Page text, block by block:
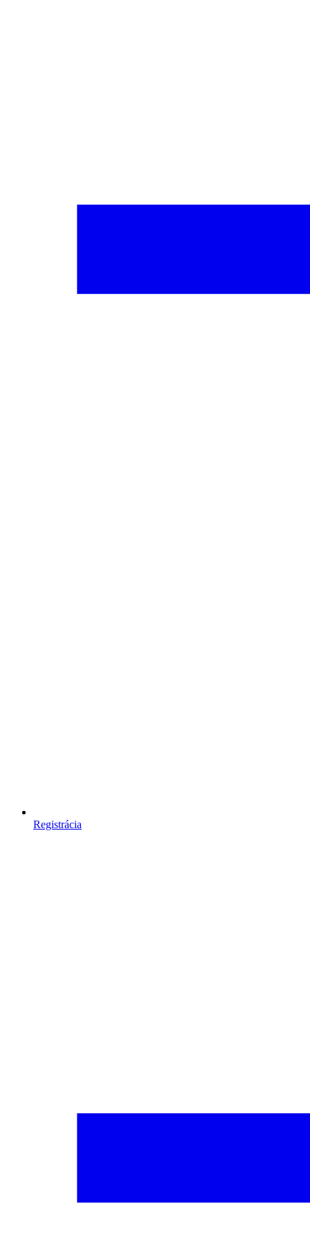
Registrácia